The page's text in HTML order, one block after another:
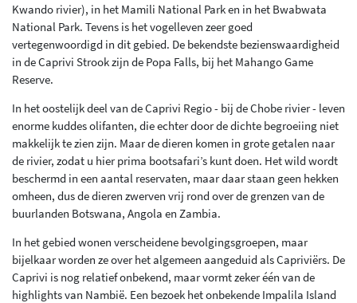
Kwando rivier), in het Mamili National Park en in het Bwabwata
National Park. Tevens is het vogelleven zeer goed
vertegenwoordigd in dit gebied. De bekendste bezienswaardigheid
in de Caprivi Strook zijn de Popa Falls, bij het Mahango Game
Reserve.
In het oostelijk deel van de Caprivi Regio - bij de Chobe rivier - leven
enorme kuddes olifanten, die echter door de dichte begroeiing niet
makkelijk te zien zijn. Maar de dieren komen in grote getalen naar
de rivier, zodat u hier prima bootsafari’s kunt doen. Het wild wordt
beschermd in een aantal reservaten, maar daar staan geen hekken
omheen, dus de dieren zwerven vrij rond over de grenzen van de
buurlanden Botswana, Angola en Zambia.
In het gebied wonen verscheidene bevolgingsgroepen, maar
bijelkaar worden ze over het algemeen aangeduid als Capriviërs. De
Caprivi is nog relatief onbekend, maar vormt zeker één van de
highlights van Nambië. Een bezoek het onbekende Impalila Island